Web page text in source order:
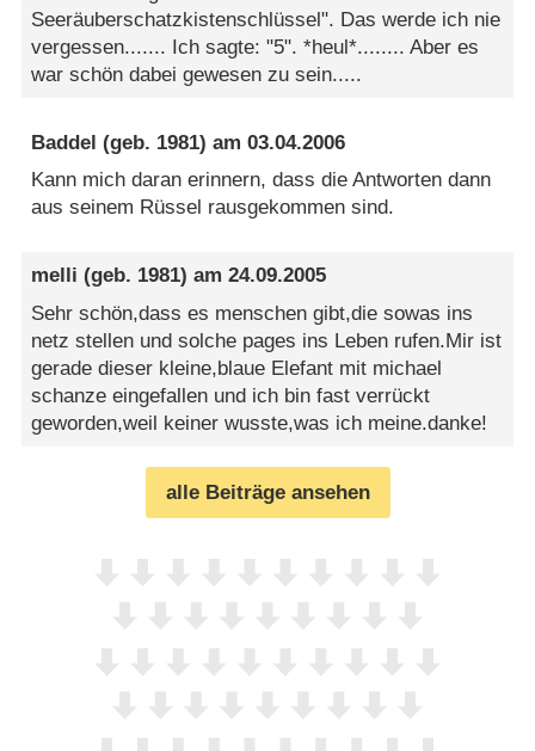
Seeräuberschatzkistenschlüssel". Das werde ich nie
vergessen....... Ich sagte: "5". *heul*........ Aber es
war schön dabei gewesen zu sein.....
Baddel (geb. 1981) am03.04.2006
Kann mich daran erinnern, dass die Antworten dann
aus seinem Rüssel rausgekommen sind.
melli (geb. 1981) am24.09.2005
Sehr schön,dass es menschen gibt,die sowas ins
netz stellen und solche pages ins Leben rufen.Mir ist
gerade dieser kleine,blaue Elefant mit michael
schanze eingefallen und ich bin fast verrückt
geworden,weil keiner wusste,was ich meine.danke!
alle Beiträge ansehen